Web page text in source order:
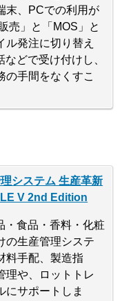
末、PCでの利用が
売」と「MOS」と
ル発注に切り替え
どで受け付けし、
の手間をなくすこ
システム 生産革新
V 2nd Edition
・食品・香料・化粧
の生産管理システ
料手配、製造指
理や、ロットトレ
にサポートしま